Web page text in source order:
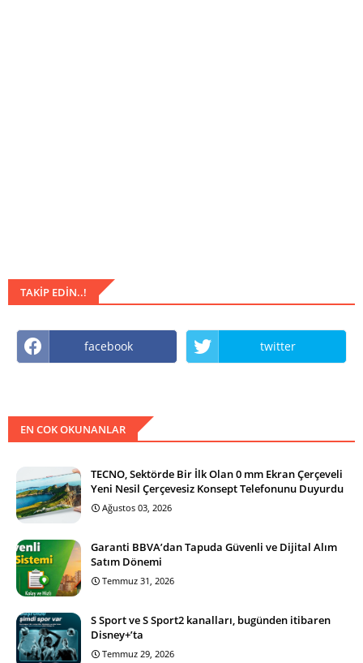
TAKIP EDIN..!
facebook twitter
EN COK OKUNANLAR
TECNO, Sektörde Bir İlk Olan 0 mm Ekran Çerçeveli
Yeni Nesil Çerçevesiz Konsept Telefonunu Duyurdu
Ağustos 03, 2026
Garanti BBVA’dan Tapuda Güvenli ve Dijital Alım
Satım Dönemi
Temmuz 31, 2026
S Sport ve S Sport2 kanalları, bugünden itibaren
Disney+’ta
Temmuz 29, 2026